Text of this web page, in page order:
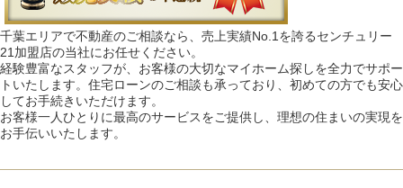
千葉エリアで不動産のご相談なら、売上実績No.1を誇るセンチュリー
21加盟店の当社にお任せください。
経験豊富なスタッフが、お客様の大切なマイホーム探しを全力でサポー
トいたします。住宅ローンのご相談も承っており、初めての方でも安心
してお手続きいただけます。
お客様一人ひとりに最高のサービスをご提供し、理想の住まいの実現を
お手伝いいたします。